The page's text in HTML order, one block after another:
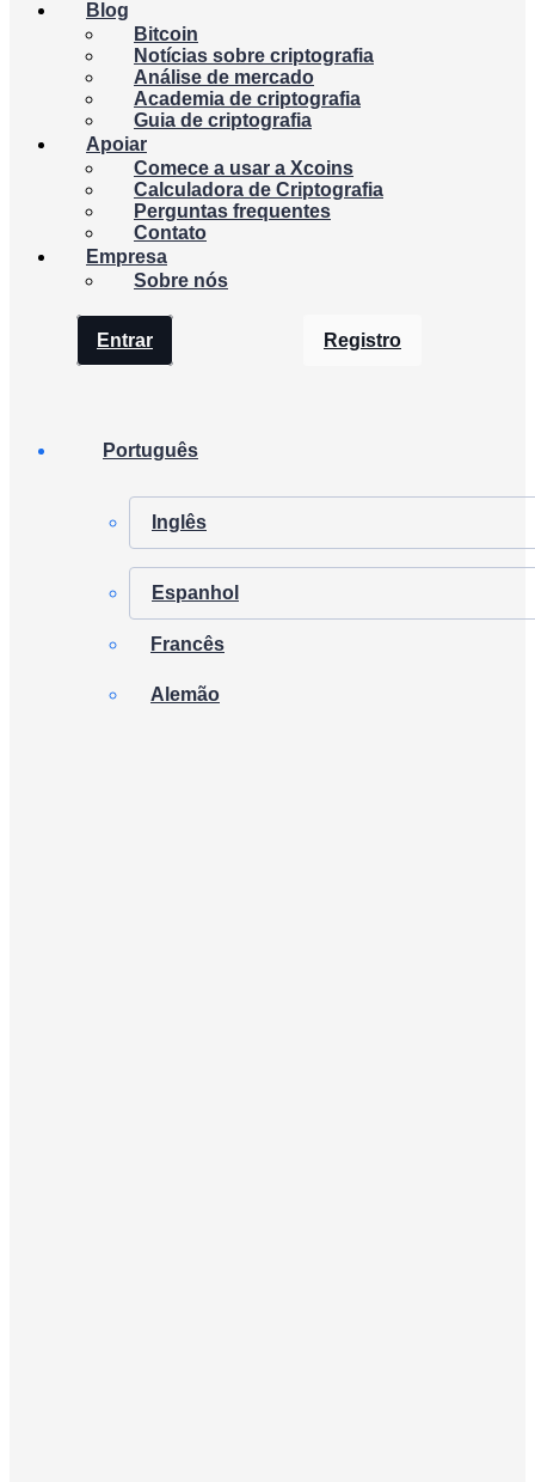
Blog
Bitcoin
Notícias sobre criptografia
Análise de mercado
Academia de criptografia
Guia de criptografia
Apoiar
Comece a usar a Xcoins
Calculadora de Criptografia
Perguntas frequentes
Contato
Empresa
Sobre nós
Entrar Registro
Português
Inglês
Espanhol
Francês
Alemão